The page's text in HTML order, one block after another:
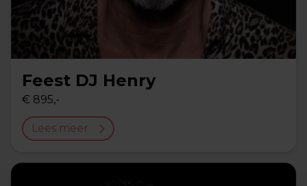
Feest DJ Henry
€ 895,-
Lees meer